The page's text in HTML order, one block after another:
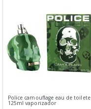
Police camouflage eau de toilete
125ml vaporizador